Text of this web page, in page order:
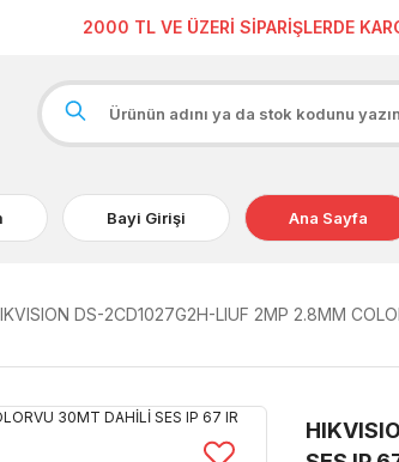
2000 TL VE ÜZERİ SİPARİŞLERDE
Bayi Girişi Ana Sayfa
DS-2CD1027G2H-LIUF 2MP 2.8MM